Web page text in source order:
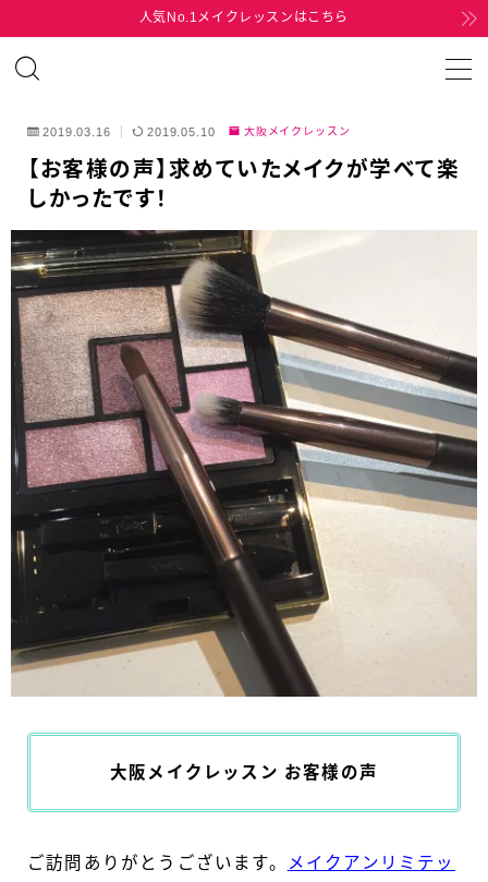
人気No.1メイクレッスンはこちら
MENU
MENU
TEL
MAIL
2019.03.16 2019.05.10 大阪メイクレッスン
【お客様の声】求めていたメイクが学べて楽
しかったです！
大阪メイクレッスン お客様の声
ご訪問ありがとうございます。
メイクアンリミテッ